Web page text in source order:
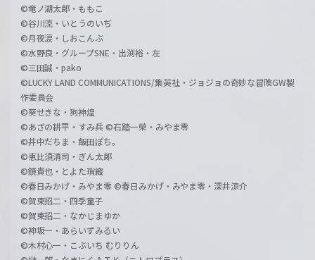
©竜ノ湖太郎・ももこ
©谷川流・いとうのいぢ
©月夜涙・しおこんぶ
©水野良・グループSNE・出渕裕・左
©三田誠・pako
©LUCKY LAND COMMUNICATIONS/集英社・ジョジョの奇妙な冒険GW製
作委員会
©葵せきな・狗神煌
©あざの耕平・すみ兵 ©石踏一榮・みやま零
©井中だちま・飯田ぽち。
©恵比須清司・ぎん太郎
©鏡貴也・とよた瑣織
©春日みかげ・みやま零 ©春日みかげ・みやま零・深井涼介
©賀東招二・四季童子
©賀東招二・なかじまゆか
©神坂一・あらいずみるい
©木村心一・こぶいち むりりん